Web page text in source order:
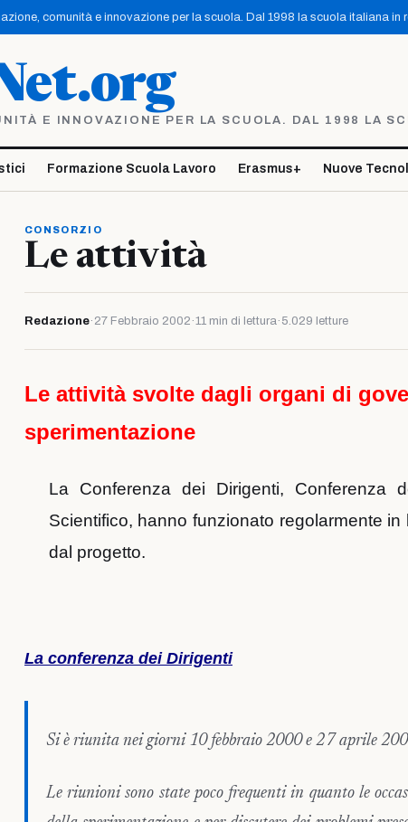
comunità e innovazione per la scuola. Dal 1998 la scuola italiana in
E INNOVAZIONE PER LA SCUOLA. DAL 1998 LA
Formazione Scuola Lavoro Erasmus+ Nuove
CONSORZIO
Le attività
Redazione· 27 Febbraio 2002 ·11 min di lettura· 5.029 letture
Le attività svolte dagli organi di
sperimentazione
La Conferenza dei Dirigenti, Conferenza
Scientifico, hanno funzionato regolarmente
dal progetto.
La conferenza dei Dirigenti
Si è riunita nei giorni 10 febbraio 2000 e 27 aprile
Le riunioni sono state poco frequenti in quanto le